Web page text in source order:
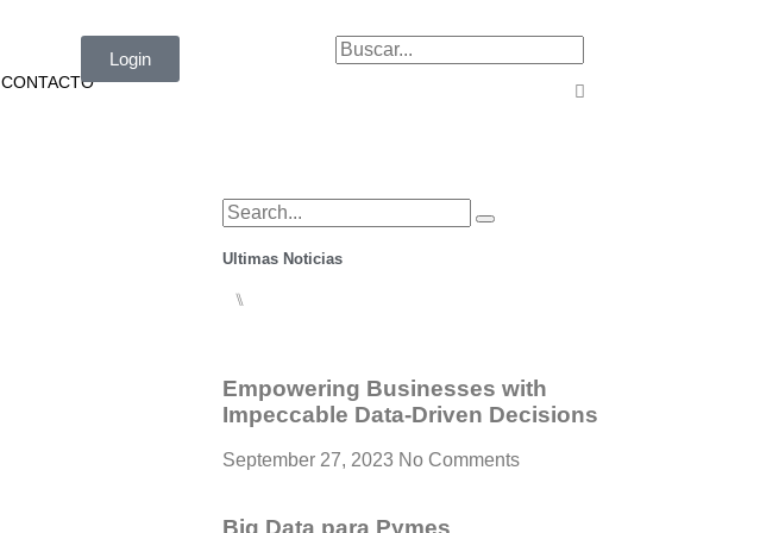
CONTACTO
Login
Ultimas Noticias
⑊
Empowering Businesses with
Impeccable Data-Driven Decisions
September 27, 2023 No Comments
Big Data para Pymes